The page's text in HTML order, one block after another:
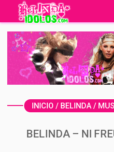
INICIO / BELINDA /
BELINDA – NI